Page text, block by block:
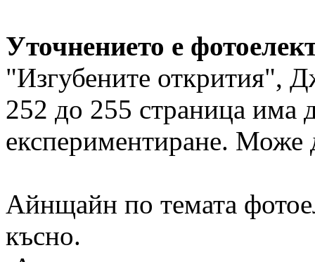
Уточнението е
"Изгубените открития",
252 до 255 страница има
експериментиране. Може
Айнщайн по темата
късно.